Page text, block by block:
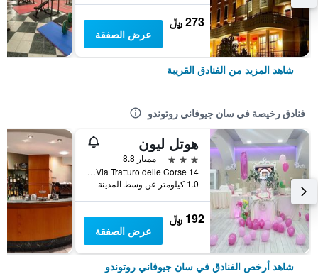
273 ﷼
عرض الصفقة
شاهد المزيد من الفنادق القريبة
فنادق رخيصة في سان جيوفاني روتوندو
هوتل ليون
3 نجوم
ممتاز 8.8
Via Tratturo delle Corse 14, سان جيوفاني روتوندو, مقاطعة فودجا, إيطاليا
1.0 كيلومتر عن وسط المدينة
192 ﷼
عرض الصفقة
شاهد أرخص الفنادق في سان جيوفاني روتوندو